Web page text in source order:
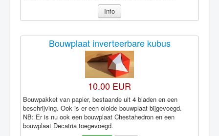
Info
Bouwplaat inverteerbare kubus
10.00 EUR
Bouwpakket van papier, bestaande uit 4 bladen en een
beschrijving. Ook is er een oloide bouwplaat bijgevoegd.
NB: Er is nu ook een bouwplaat Chestahedron en een
bouwplaat Decatria toegevoegd.